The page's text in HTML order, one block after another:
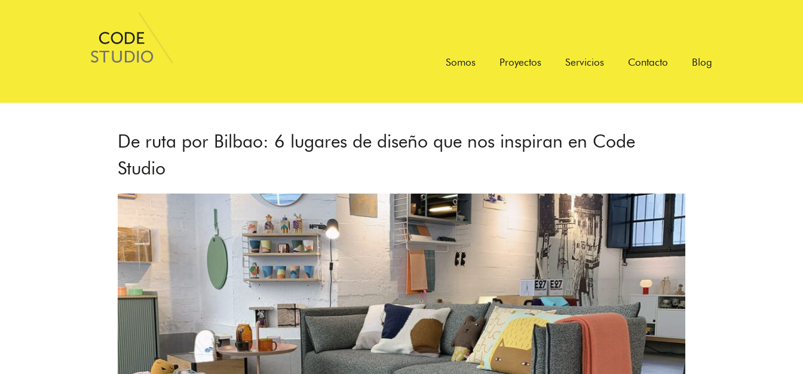
Somos Proyectos Servicios Contacto Blog
De ruta por Bilbao: 6 lugares de diseño que nos inspiran en Code
Studio